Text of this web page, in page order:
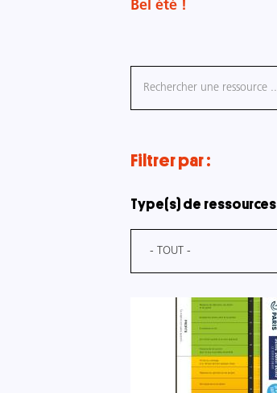
Bel été !
Filtrer par :
Type(s) de ressources
- TOUT -